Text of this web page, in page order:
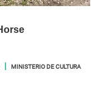
MINISTERIO DE CULTURA